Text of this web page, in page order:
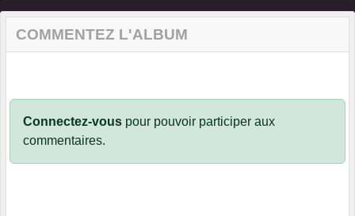
COMMENTEZ L'ALBUM
Connectez-vous pour pouvoir participer aux
commentaires.